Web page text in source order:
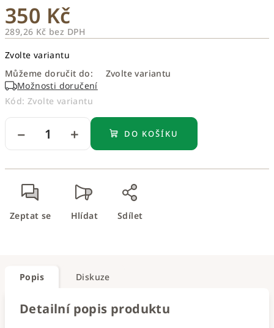
350 Kč
289,26 Kč bez DPH
cena:
Zvolte variantu
Můžeme doručit do:
Zvolte variantu
Možnosti doručení
Kód: Zvolte variantu
+
− DO KOŠÍKU
Zeptat se Hlídat Sdílet
Popis Diskuze
Detailní popis produktu